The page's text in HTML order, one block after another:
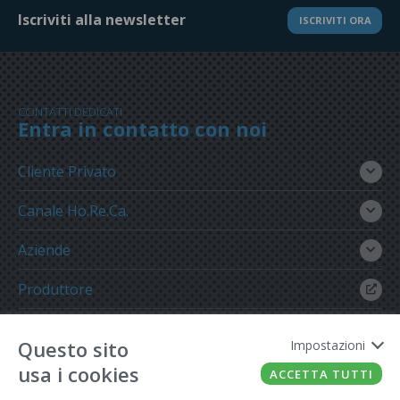
Iscriviti alla newsletter ISCRIVITI ORA
CONTATTI DEDICATI
Entra in contatto con noi
Cliente Privato
Canale Ho.Re.Ca.
Aziende
Produttore
Questo sito
usa i cookies
Impostazioni
ACCETTA TUTTI